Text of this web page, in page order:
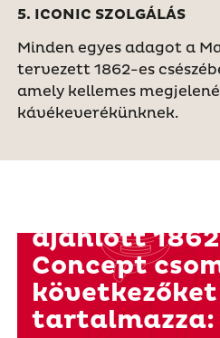
5. ICONIC SZOLGÁLÁS
Minden egyes adagot a
tervezett 1862-es
amely kellemes
kávékeverékünknek.
ajánlott 1862
Concept
következőket
tartalmazza: